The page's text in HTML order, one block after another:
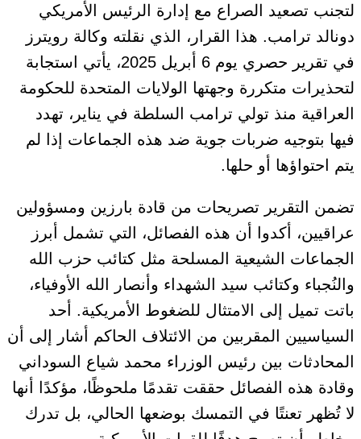
لتجنب تصعيد الصراع مع إدارة الرئيس الأمريكي
دونالد ترامب. هذا القرار، الذي نقلته وكالة رويترز
في تقرير حصري يوم 6 أبريل 2025، يأتي استجابة
لتحذيرات متكررة وجهتها الولايات المتحدة للحكومة
العراقية منذ تولي ترامب السلطة في يناير، تهدد
فيها بتوجيه ضربات جوية ضد هذه الجماعات إذا لم
يتم احتواؤها أو حلها.
تضمن التقرير تصريحات من قادة بارزين ومسؤولين
عراقيين، أكدوا أن هذه الفصائل، التي تشمل أبرز
الجماعات الشيعية المسلحة مثل كتائب حزب الله
والنُجباء وكتائب سيد الشهداء وأنصار الله الأوفياء،
باتت تميل إلى الامتثال للضغوط الأمريكية. أحد
السياسيين المقربين من الائتلاف الحاكم أشار إلى أن
المحادثات بين رئيس الوزراء محمد شياع السوداني
وقادة هذه الفصائل حققت تقدمًا ملحوظًا، مؤكدًا أنها
لا تُظهر تعنتًا في التمسك بوضعها الحالي، بل تدرك